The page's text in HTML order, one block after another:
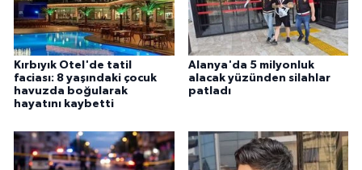
Kırbıyık Otel'de tatil
faciası: 8 yaşındaki çocuk
havuzda boğularak
hayatını kaybetti
Alanya'da 5 milyonluk
alacak yüzünden silahlar
patladı